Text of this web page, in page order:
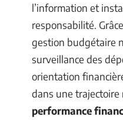
l’information et
responsabilité.
gestion budgétaire
surveillance des
orientation
dans une trajectoire
performance